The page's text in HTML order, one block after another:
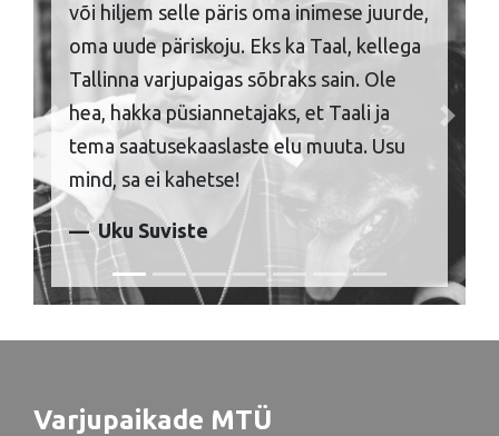
või hiljem selle päris oma inimese juurde,
oma uude päriskoju. Eks ka Taal, kellega
Tallinna varjupaigas sõbraks sain. Ole
hea, hakka püsiannetajaks, et Taali ja
tema saatusekaaslaste elu muuta. Usu
mind, sa ei kahetse!
Uku Suviste
Previous Next
Varjupaikade MTÜ